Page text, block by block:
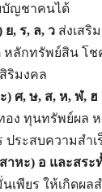
ญชาคนได้
ย, ร, ล, ว ส่งเสริ
หลักทรัพย์สิน โ
ริมงคล
) ศ, ษ, ส, ห, ฬ, ฮ
อง ทุนทรัพย์ผล
ระสบความสำเ
าหะ) อ และสระ
เพียร ให้เกิดผล